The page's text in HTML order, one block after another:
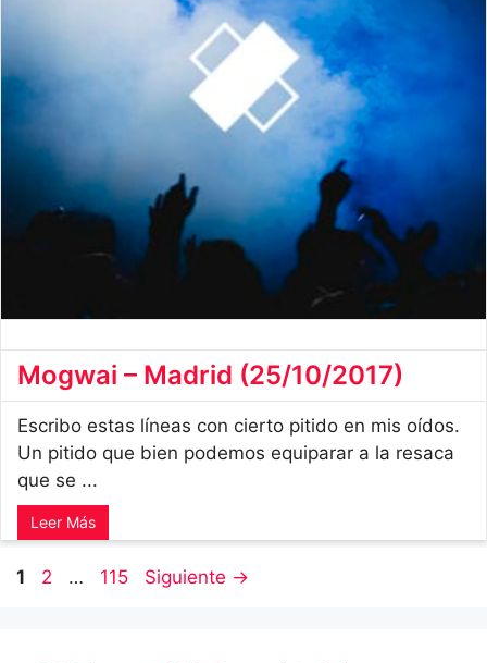
Mogwai – Madrid (25/10/2017)
Escribo estas líneas con cierto pitido en mis oídos.
Un pitido que bien podemos equiparar a la resaca
que se ...
Leer Más
Página
1 Página
2 … Página
115 Siguiente →